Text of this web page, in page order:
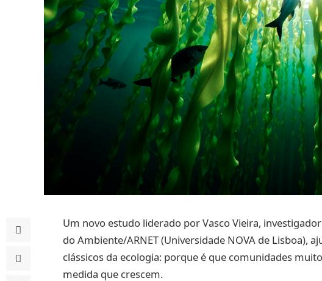
Um novo estudo liderado por Vasco Vieira,
do Ambiente/ARNET (Universidade NOVA de Lisboa),
clássicos da ecologia: porque é que comunidades
medida que crescem.